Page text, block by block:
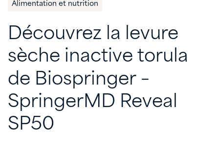
Alimentation et nutrition
Découvrez la levure
sèche inactive torula
de Biospringer –
SpringerMD Reveal
SP50